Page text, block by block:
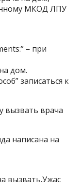
МКОД ЛПУ
– при
дом.
записаться к
вызвать врача
написана на
вызвать.Ужас